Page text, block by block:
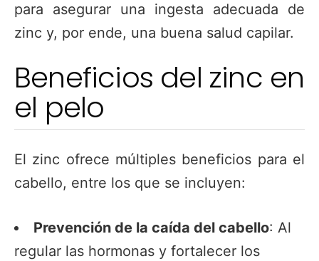
para asegurar una ingesta adecuada de
zinc y, por ende, una buena salud capilar.
Beneficios del zinc en
el pelo
El zinc ofrece múltiples beneficios para el
cabello, entre los que se incluyen:
Prevención de la caída del cabello: Al
regular las hormonas y fortalecer los